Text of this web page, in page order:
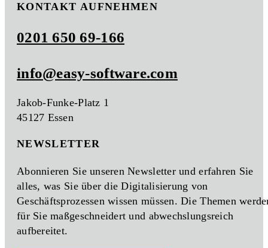
KONTAKT AUFNEHMEN
0201 650 69-166
info@easy-software.com
Jakob-Funke-Platz 1
45127 Essen
NEWSLETTER
Abonnieren Sie unseren Newsletter und erfahren Sie
alles, was Sie über die Digitalisierung von
Geschäftsprozessen wissen müssen. Die Themen
für Sie maßgeschneidert und abwechslungsreich
aufbereitet.